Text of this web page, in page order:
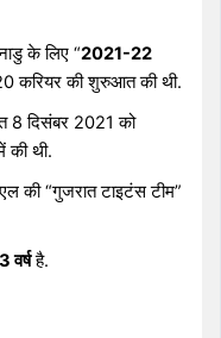
के लिए “2021-22
करियर की शुरुआत की थी.
8 दिसंबर 2021 को
की थी.
की “गुजरात टाइटंस टीम”
वर्षहै.